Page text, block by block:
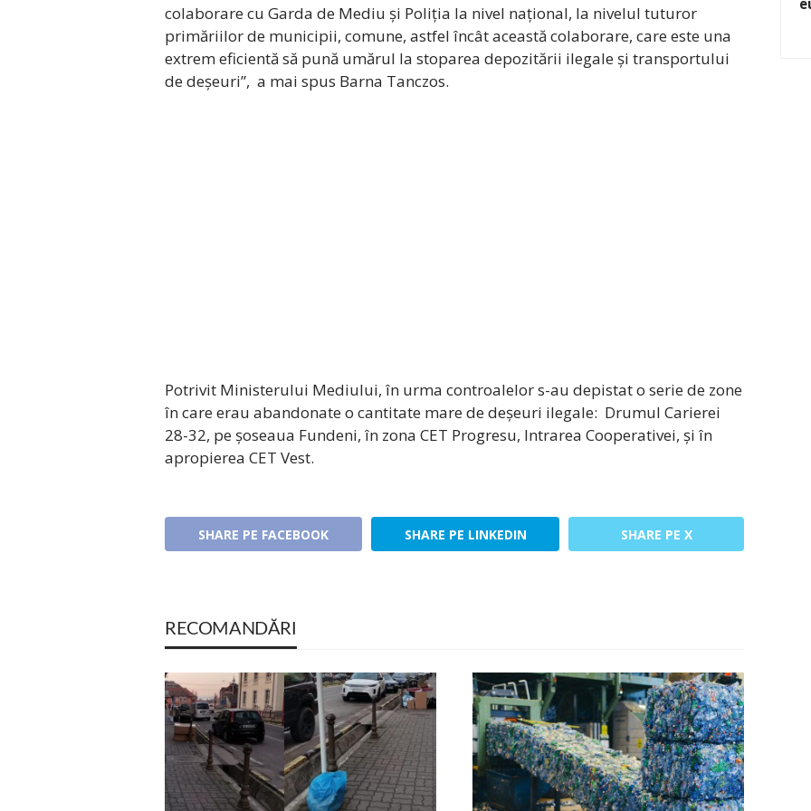
colaborare cu Garda de Mediu și Poliția la nivel național, la nivelul tuturor
primăriilor de municipii, comune, astfel încât această colaborare, care este una
extrem eficientă să pună umărul la stoparea depozitării ilegale și transportului
de deșeuri”, a mai spus Barna Tanczos.
Potrivit Ministerului Mediului, în urma controalelor s-au depistat o serie de zone
în care erau abandonate o cantitate mare de deșeuri ilegale: Drumul Carierei
28-32, pe șoseaua Fundeni, în zona CET Progresu, Intrarea Cooperativei, și în
apropierea CET Vest.
SHARE PE FACEBOOK SHARE PE LINKEDIN SHARE PE X
RECOMANDĂRI